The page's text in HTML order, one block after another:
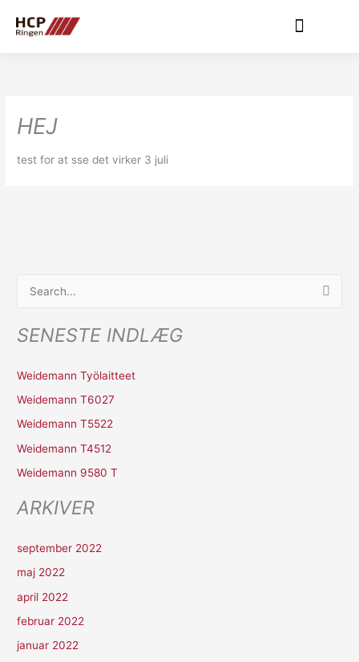
HEJ
test for at sse det virker 3 juli
g
f
t
e
r
:
SENESTE INDLÆG
Weidemann Työlaitteet
Weidemann T6027
Weidemann T5522
Weidemann T4512
Weidemann 9580 T
ARKIVER
september 2022
maj 2022
april 2022
februar 2022
januar 2022